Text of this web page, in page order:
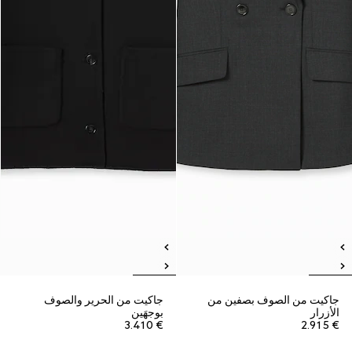
جاكيت من الصوف بصفين من
الأزرار
€ 2.915
جاكيت من الحرير والصوف
بوجهَين
€ 3.410